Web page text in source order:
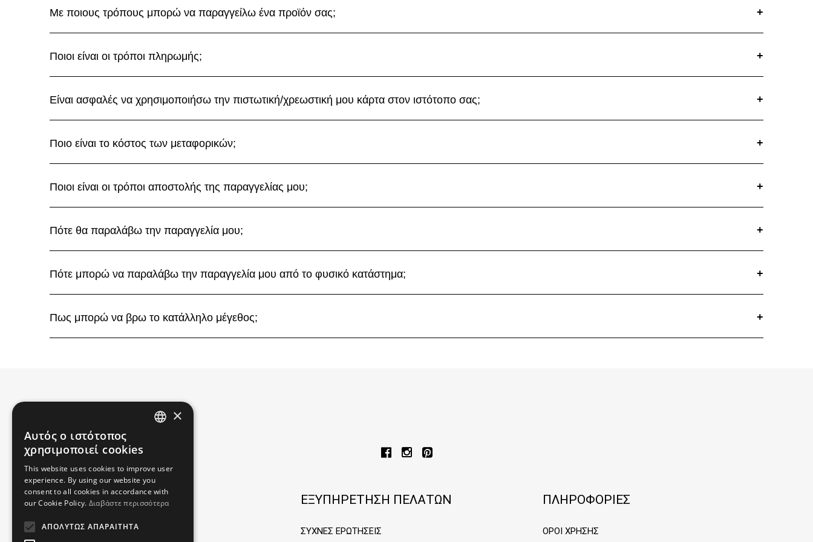
Με ποιους τρόπους μπορώ να παραγγείλω ένα προϊόν σας;
Ποιοι είναι οι τρόποι πληρωμής;
Είναι ασφαλές να χρησιμοποιήσω την πιστωτική/χρεωστική μου κάρτα στον ιστότοπο σας;
Ποιο είναι το κόστος των μεταφορικών;
Ποιοι είναι οι τρόποι αποστολής της παραγγελίας μου;
Πότε θα παραλάβω την παραγγελία μου;
Πότε μπορώ να παραλάβω την παραγγελία μου από το φυσικό κατάστημα;
Πως μπορώ να βρω το κατάλληλο μέγεθος;
ΕΤΑΙΡΙΑ
ΠΡΟΦΙΛ
ΕΞΥΠΗΡΕΤΗΣΗ ΠΕΛΑΤΩΝ
ΣΥΧΝΕΣ ΕΡΩΤΗΣΕΙΣ
ΠΛΗΡΟΦΟΡΙΕΣ
ΟΡΟΙ ΧΡΗΣΗΣ
×
Αυτός ο ιστότοπος
χρησιμοποιεί cookies
This website uses cookies to improve user
experience. By using our website you
consent to all cookies in accordance with
our Cookie Policy. Διαβάστε περισσότερα
ΑΠΟΛΎΤΩΣ ΑΠΑΡΑΊΤΗΤΑ